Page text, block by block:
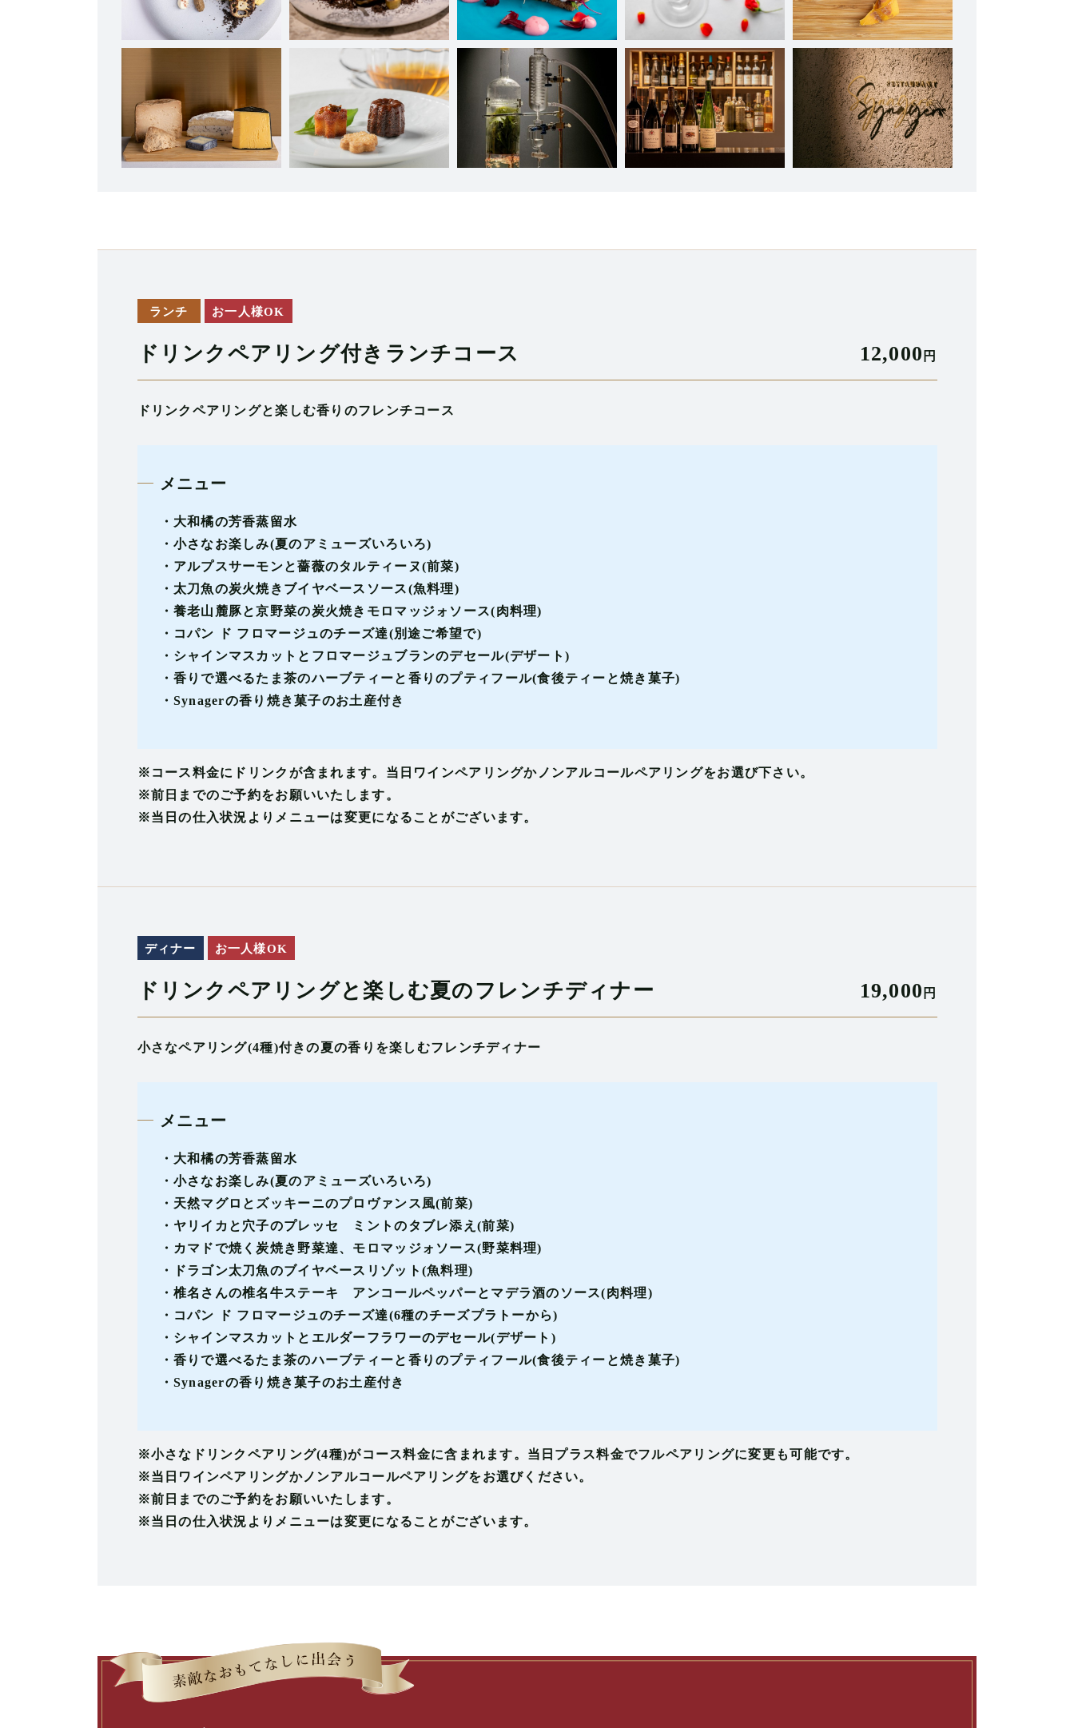
ランチ お一人様OK
ドリンクペアリング付きランチコース 12,000 円
ドリンクペアリングと楽しむ香りのフレンチコース
メニュー
・大和橘の芳香蒸留水
・小さなお楽しみ(夏のアミューズいろいろ)
・アルプスサーモンと薔薇のタルティーヌ(前菜)
・太刀魚の炭火焼きブイヤベースソース(魚料理)
・養老山麓豚と京野菜の炭火焼きモロマッジォソース(肉料理)
・コパン ド フロマージュのチーズ達(別途ご希望で)
・シャインマスカットとフロマージュブランのデセール(デザート)
・香りで選べるたま茶のハーブティーと香りのプティフール(食後ティーと焼き菓子)
・Synagerの香り焼き菓子のお土産付き
※コース料金にドリンクが含まれます。当日ワインペアリングかノンアルコールペアリングをお選び下さい。
※前日までのご予約をお願いいたします。
※当日の仕入状況よりメニューは変更になることがございます。
ディナー お一人様OK
ドリンクペアリングと楽しむ夏のフレンチディナー 19,000 円
小さなペアリング(4種)付きの夏の香りを楽しむフレンチディナー
メニュー
・大和橘の芳香蒸留水
・小さなお楽しみ(夏のアミューズいろいろ)
・天然マグロとズッキーニのプロヴァンス風(前菜)
・ヤリイカと穴子のプレッセ ミントのタブレ添え(前菜)
・カマドで焼く炭焼き野菜達、モロマッジォソース(野菜料理)
・ドラゴン太刀魚のブイヤベースリゾット(魚料理)
・椎名さんの椎名牛ステーキ アンコールペッパーとマデラ酒のソース(肉料理)
・コパン ド フロマージュのチーズ達(6種のチーズプラトーから)
・シャインマスカットとエルダーフラワーのデセール(デザート)
・香りで選べるたま茶のハーブティーと香りのプティフール(食後ティーと焼き菓子)
・Synagerの香り焼き菓子のお土産付き
※小さなドリンクペアリング(4種)がコース料金に含まれます。当日プラス料金でフルペアリングに変更も可能です。
※当日ワインペアリングかノンアルコールペアリングをお選びください。
※前日までのご予約をお願いいたします。
※当日の仕入状況よりメニューは変更になることがございます。